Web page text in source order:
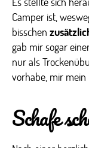
Camper ist,
bisschen
gab mir sogar
nur als
vorhabe, mir
Schafe